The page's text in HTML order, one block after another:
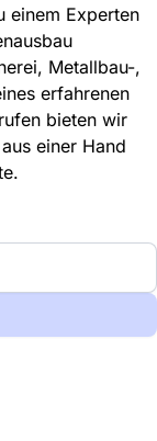
einem Experten
Metallbau-,
erfahrenen
bieten wir
einer Hand